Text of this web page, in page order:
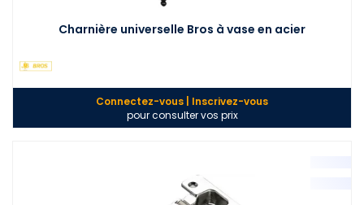
Charnière universelle Bros à vase en acier
Connectez-vous | Inscrivez-vous
pour consulter vos prix